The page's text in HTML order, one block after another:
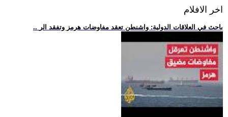
اخر الافلام
.. باحث في العلاقات الدولية: واشنطن تعقد مفاوضات هرمز وتفقد الر